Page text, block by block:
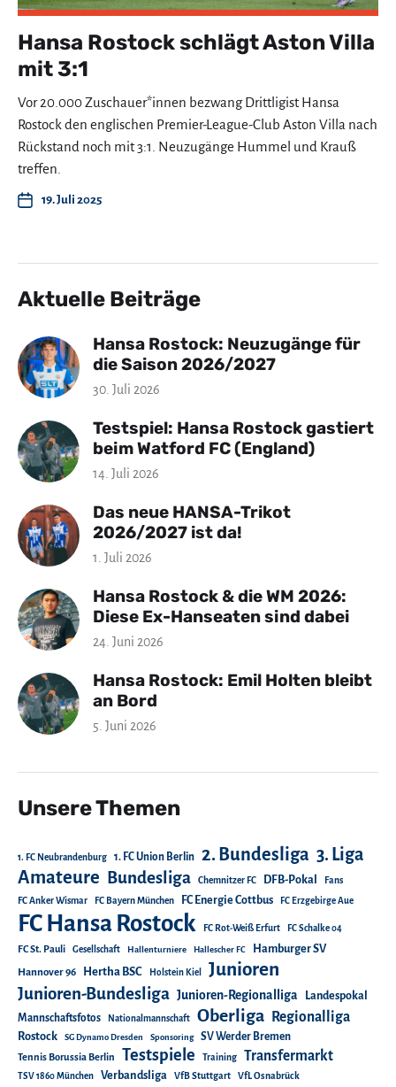
Hansa Rostock schlägt Aston Villa
mit 3:1
Vor 20.000 Zuschauer*innen bezwang Drittligist Hansa
Rostock den englischen Premier-League-Club Aston Villa nach
Rückstand noch mit 3:1. Neuzugänge Hummel und Krauß
treffen.
19. Juli 2025
Aktuelle Beiträge
Hansa Rostock: Neuzugänge für
die Saison 2026/2027
30. Juli 2026
Testspiel: Hansa Rostock gastiert
beim Watford FC (England)
14. Juli 2026
Das neue HANSA-Trikot
2026/2027 ist da!
1. Juli 2026
Hansa Rostock & die WM 2026:
Diese Ex-Hanseaten sind dabei
24. Juni 2026
Hansa Rostock: Emil Holten bleibt
an Bord
5. Juni 2026
Unsere Themen
1. FC Neubrandenburg 1. FC Union Berlin 2. Bundesliga 3. Liga
Amateure Bundesliga Chemnitzer FC DFB-Pokal Fans
FC Anker Wismar FC Bayern München FC Energie Cottbus FC Erzgebirge Aue
FC Hansa Rostock FC Rot-Weiß Erfurt FC Schalke 04
FC St. Pauli Gesellschaft Hallenturniere Hallescher FC Hamburger SV
Hannover 96 Hertha BSC Holstein Kiel Junioren
Junioren-Bundesliga Junioren-Regionalliga
Landespokal
Mannschaftsfotos
Nationalmannschaft Oberliga Regionalliga
Rostock SG Dynamo Dresden Sponsoring SV Werder Bremen
Tennis Borussia Berlin Testspiele Training Transfermarkt
TSV 1860 München Verbandsliga VfB Stuttgart VfL Osnabrück